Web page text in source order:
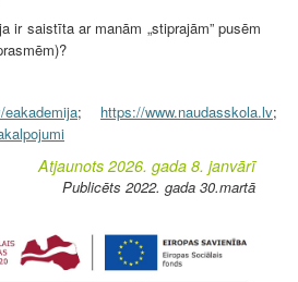
ir saistīta ar manām „stiprajām” pusēm
eakademija; https://www.naudasskola.lv;
Atjaunots 2026. gada 8. janvārī
Publicēts 2022. gada 30.martā